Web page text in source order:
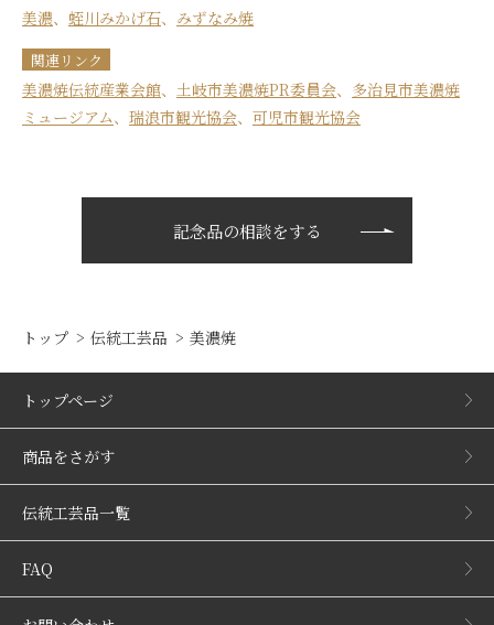
美濃、 蛭川みかげ石、 みずなみ焼
関連リンク
美濃焼伝統産業会館、 土岐市美濃焼PR委員会、 多治見市美濃焼
ミュージアム、 瑞浪市観光協会、 可児市観光協会
記念品の相談をする
トップ 伝統工芸品 美濃焼
トップページ
商品をさがす
伝統工芸品一覧
FAQ